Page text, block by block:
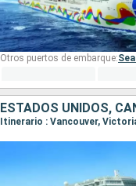
Otros puertos de embarque:
ESTADOS UNIDOS,
Itinerario : Vancouver,